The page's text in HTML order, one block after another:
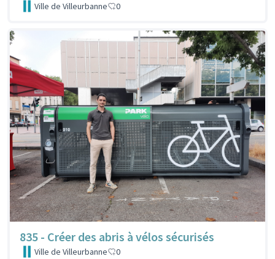
Ville de Villeurbanne 0
835 - Créer des abris à vélos sécurisés
Ville de Villeurbanne 0